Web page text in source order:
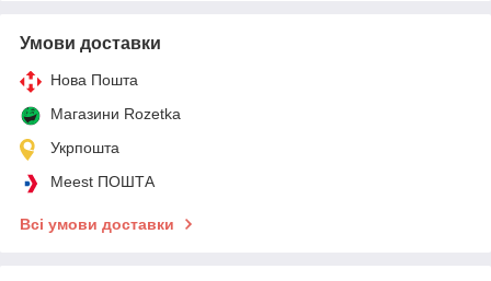
Умови доставки
Нова Пошта
Магазини Rozetka
Укрпошта
Meest ПОШТА
Всі умови доставки